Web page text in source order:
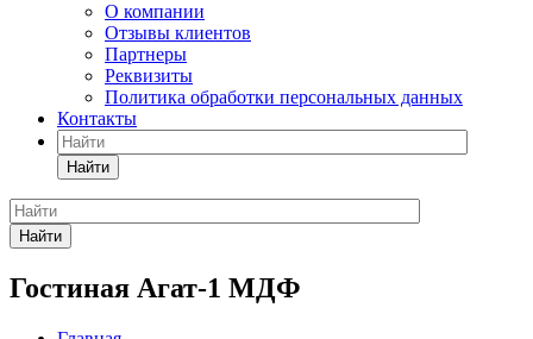
О компании
Отзывы клиентов
Партнеры
Реквизиты
Политика обработки персональных данных
Контакты
Найти
Найти
Гостиная Агат-1 МДФ